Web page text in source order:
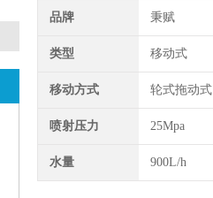
品牌 秉赋
类型 移动式
移动方式 轮式拖动式
喷射压力 25Mpa
水量 900L/h